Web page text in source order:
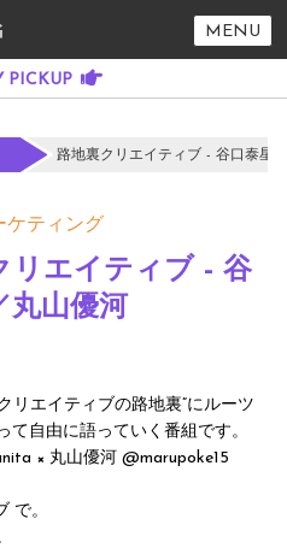
MENU
路地裏クリエイティブ - 谷口泰星
ケティング
リエイティブ - 谷
丸山優河
リエイティブの路地裏”にルーツ
自由に語っていく番組です。
× 丸山優河 @marupoke15
で。